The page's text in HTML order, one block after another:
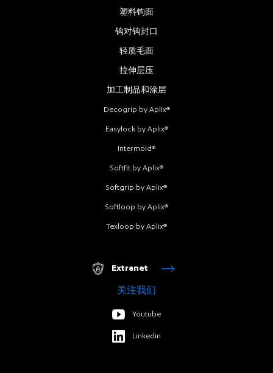
塑料钩面
钩对钩封口
轻质毛面
拉伸层压
加工制品和涂层
Decogrip by Aplix®
Easylock by Aplix®
Intermold®
Softfit by Aplix®
Softgrip by Aplix®
Softloop by Aplix®
Texloop by Aplix®
Extranet
关注我们
Youtube
Linkedin